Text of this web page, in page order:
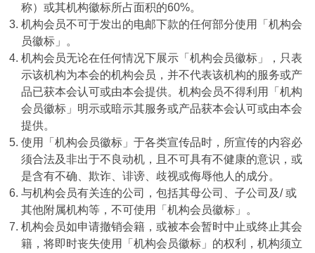
称）或其机构徽标所占面积的60%。
机构会员不可于发出的电邮下款的任何部分使用「机构会
员徽标」。
机构会员无论在任何情况下展示「机构会员徽标」，只表
示该机构为本会的机构会员，并不代表该机构的服务或产
品已获本会认可或由本会提供。机构会员不得利用「机构
会员徽标」明示或暗示其服务或产品获本会认可或由本会
提供。
使用「机构会员徽标」于各类宣传品时，所宣传的内容必
须合法及非出于不良动机，且不可具有不健康的意识，或
是含有不确、欺诈、诽谤、歧视或侮辱他人的成分。
与机构会员有关连的公司，包括其母公司、子公司及/ 或
其他附属机构等，不可使用「机构会员徽标」。
机构会员如申请撤销会籍，或被本会暂时中止或终止其会
籍，将即时丧失使用「机构会员徽标」的权利，机构须立